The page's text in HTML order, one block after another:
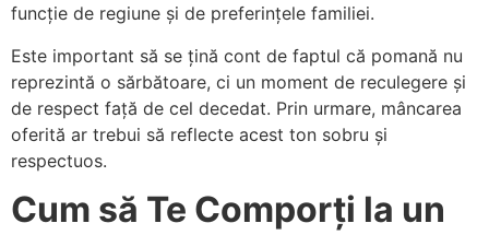
funcție de regiune și de preferințele familiei.
Este important să se țină cont de faptul că pomană nu
reprezintă o sărbătoare, ci un moment de reculegere și
de respect față de cel decedat. Prin urmare, mâncarea
oferită ar trebui să reflecte acest ton sobru și
respectuos.
Cum să Te Comporți la un